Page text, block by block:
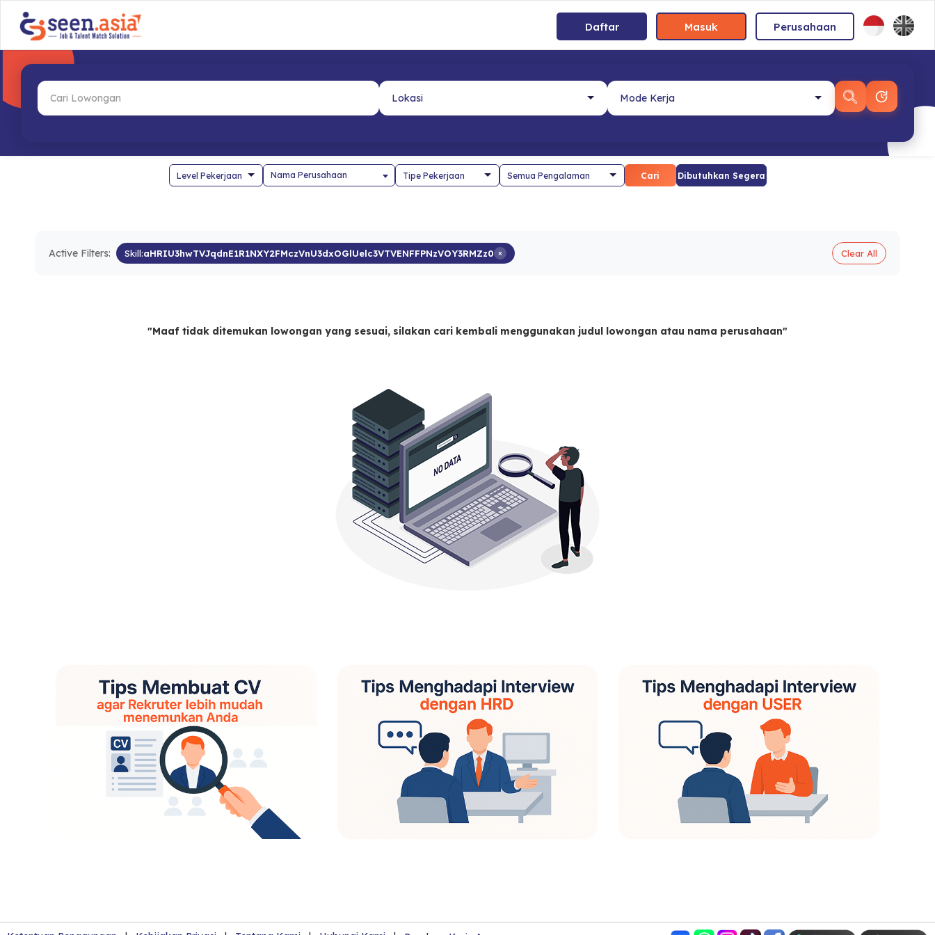
Daftar Masuk Perusahaan
Nama Perusahaan Cari Dibutuhkan Segera
Active Filters: Skill:aHRIU3hwTVJqdnE1R1NXY2FMczVnU3dxOGlUelc3VTVENFFPNzVOY3RMZz0 × Clear All
"Maaf tidak ditemukan lowongan yang sesuai, silakan cari kembali menggunakan judul lowongan atau nama perusahaan"